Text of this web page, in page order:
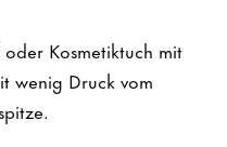
Kosmetiktuch mit
wenig Druck vom